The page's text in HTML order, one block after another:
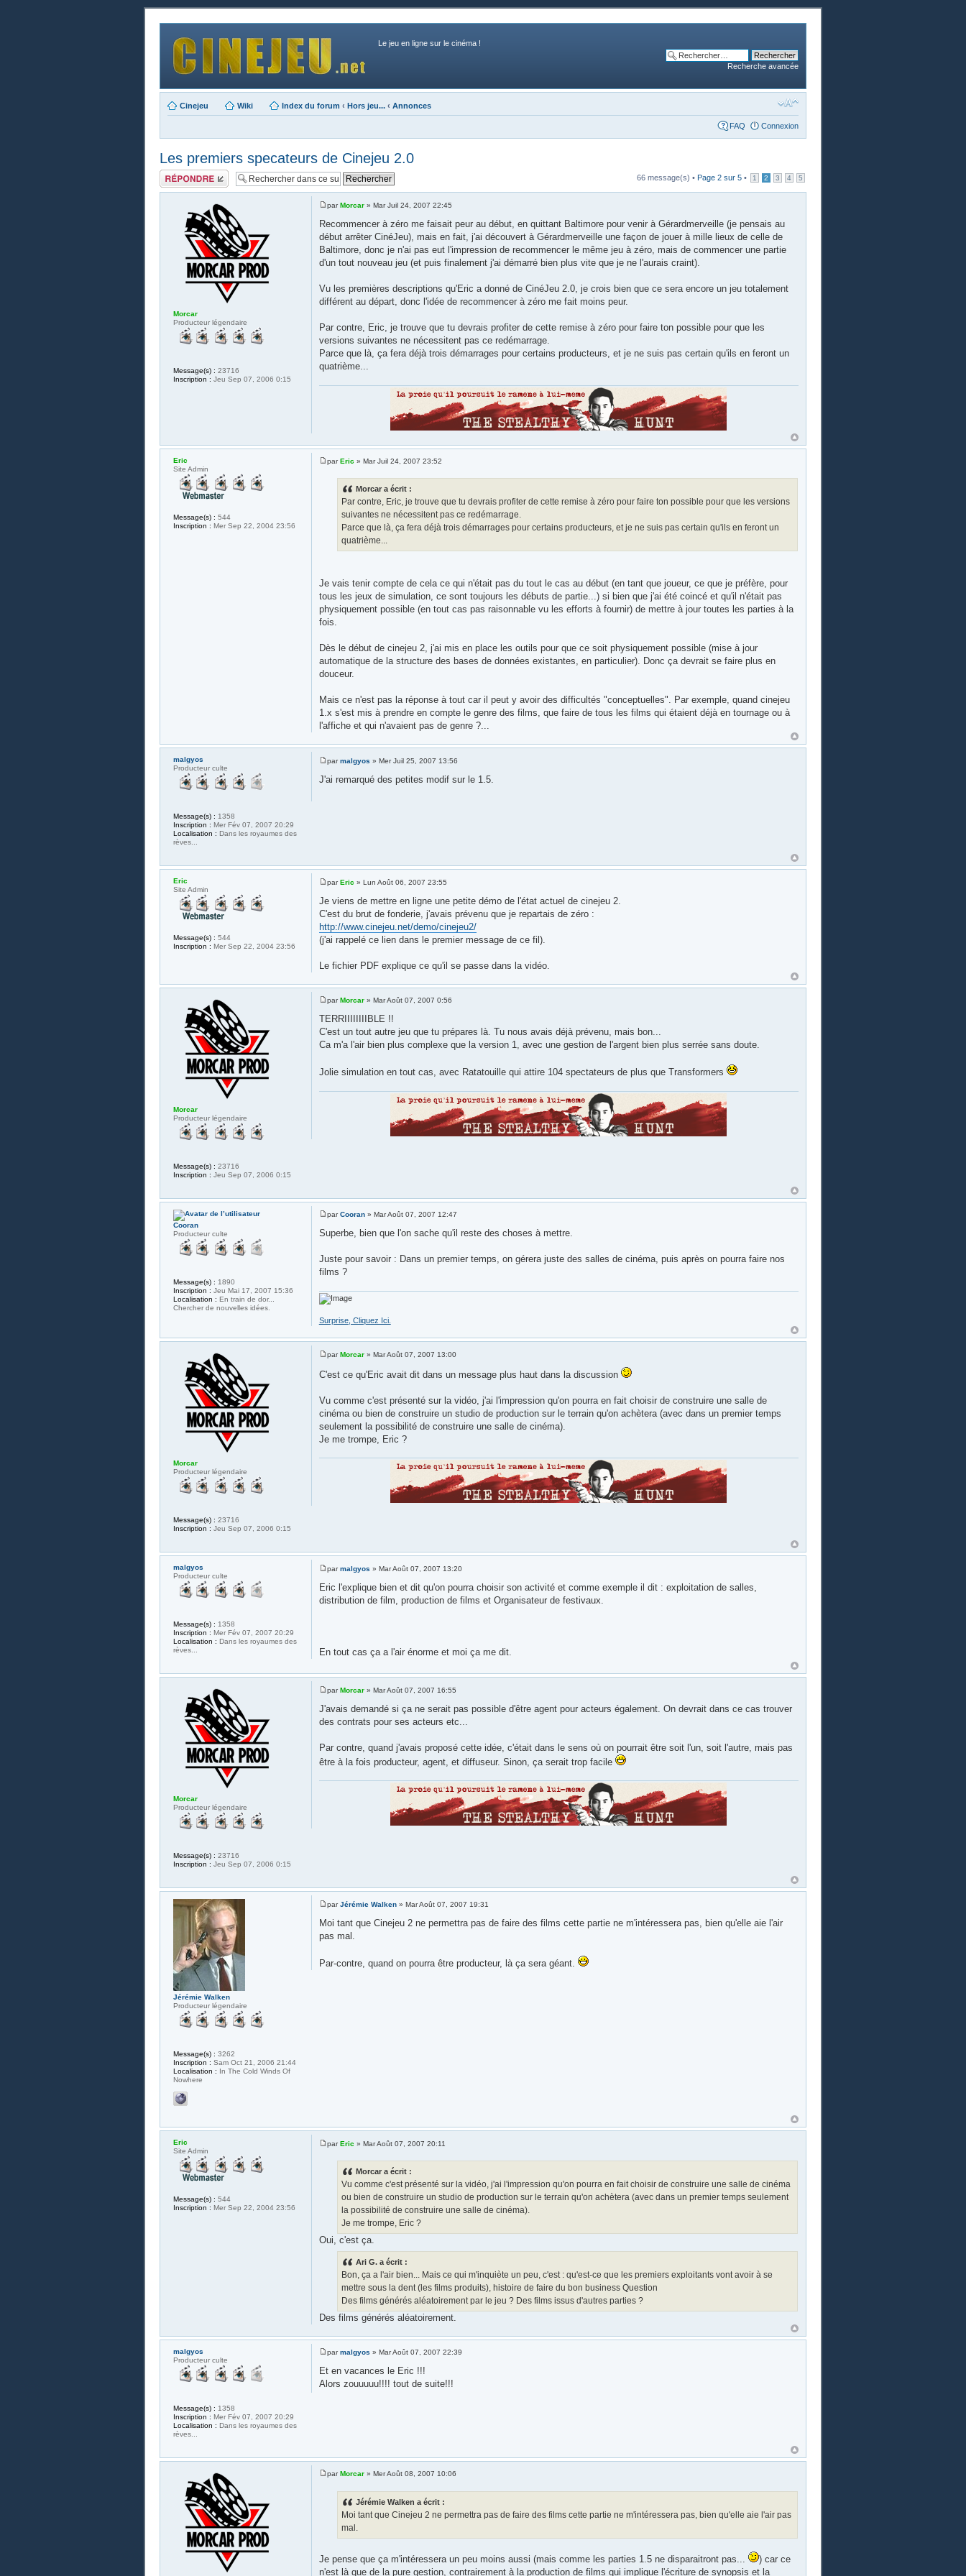
Le jeu en ligne sur le cinéma !
Recherche avancée
Cinejeu Wiki Index du forum ‹ Hors jeu... ‹ Annonces
FAQ Connexion
Les premiers specateurs de Cinejeu 2.0
Publier une
réponse
66 message(s) • Page 2 sur 5 • 1 2 3 4 5
parMorcar» Mar Juil 24, 2007 22:45
Recommencer à zéro me faisait peur au début, en quittant Baltimore pour venir à Gérardmerveille (je pensais au
début arrêter CinéJeu), mais en fait, j'ai découvert à Gérardmerveille une façon de jouer à mille lieux de celle de
Baltimore, donc je n'ai pas eut l'impression de recommencer le même jeu à zéro, mais de commencer une partie
d'un tout nouveau jeu (et puis finalement j'ai démarré bien plus vite que je ne l'aurais craint).
Vu les premières descriptions qu'Eric a donné de CinéJeu 2.0, je crois bien que ce sera encore un jeu totalement
différent au départ, donc l'idée de recommencer à zéro me fait moins peur.
Par contre, Eric, je trouve que tu devrais profiter de cette remise à zéro pour faire ton possible pour que les
versions suivantes ne nécessitent pas ce redémarrage.
Parce que là, ça fera déjà trois démarrages pour certains producteurs, et je ne suis pas certain qu'ils en feront un
quatrième...
Morcar
Producteur légendaire
Message(s) : 23716
Inscription : Jeu Sep 07, 2006 0:15
parEric » Mar Juil 24, 2007 23:52
Morcar a écrit :
Par contre, Eric, je trouve que tu devrais profiter de cette remise à zéro pour faire ton possible pour que les versions
suivantes ne nécessitent pas ce redémarrage.
Parce que là, ça fera déjà trois démarrages pour certains producteurs, et je ne suis pas certain qu'ils en feront un
quatrième...
Je vais tenir compte de cela ce qui n'était pas du tout le cas au début (en tant que joueur, ce que je préfère, pour
tous les jeux de simulation, ce sont toujours les débuts de partie...) si bien que j'ai été coincé et qu'il n'était pas
physiquement possible (en tout cas pas raisonnable vu les efforts à fournir) de mettre à jour toutes les parties à la
fois.
Dès le début de cinejeu 2, j'ai mis en place les outils pour que ce soit physiquement possible (mise à jour
automatique de la structure des bases de données existantes, en particulier). Donc ça devrait se faire plus en
douceur.
Mais ce n'est pas la réponse à tout car il peut y avoir des difficultés "conceptuelles". Par exemple, quand cinejeu
1.x s'est mis à prendre en compte le genre des films, que faire de tous les films qui étaient déjà en tournage ou à
l'affiche et qui n'avaient pas de genre ?...
Eric
Site Admin
Message(s) : 544
Inscription : Mer Sep 22, 2004 23:56
parmalgyos » Mer Juil 25, 2007 13:56
J'ai remarqué des petites modif sur le 1.5.
malgyos
Producteur culte
Message(s) : 1358
Inscription : Mer Fév 07, 2007 20:29
Localisation : Dans les royaumes des
rèves...
parEric » Lun Août 06, 2007 23:55
Je viens de mettre en ligne une petite démo de l'état actuel de cinejeu 2.
C'est du brut de fonderie, j'avais prévenu que je repartais de zéro :
http://www.cinejeu.net/demo/cinejeu2/
(j'ai rappelé ce lien dans le premier message de ce fil).
Le fichier PDF explique ce qu'il se passe dans la vidéo.
Eric
Site Admin
Message(s) : 544
Inscription : Mer Sep 22, 2004 23:56
par Morcar» Mar Août 07, 2007 0:56
TERRIIIIIIIIBLE !!
C'est un tout autre jeu que tu prépares là. Tu nous avais déjà prévenu, mais bon...
Ca m'a l'air bien plus complexe que la version 1, avec une gestion de l'argent bien plus serrée sans doute.
Jolie simulation en tout cas, avec Ratatouille qui attire 104 spectateurs de plus que Transformers
Morcar
Producteur légendaire
Message(s) : 23716
Inscription : Jeu Sep 07, 2006 0:15
parCooran» Mar Août 07, 2007 12:47
Superbe, bien que l'on sache qu'il reste des choses à mettre.
Juste pour savoir : Dans un premier temps, on gérera juste des salles de cinéma, puis après on pourra faire nos
films ?
Surprise, Cliquez Ici.
Cooran
Producteur culte
Message(s) : 1890
Inscription : Jeu Mai 17, 2007 15:36
Localisation : En train de dor...
Chercher de nouvelles idées.
parMorcar» Mar Août 07, 2007 13:00
C'est ce qu'Eric avait dit dans un message plus haut dans la discussion
Vu comme c'est présenté sur la vidéo, j'ai l'impression qu'on pourra en fait choisir de construire une salle de
cinéma ou bien de construire un studio de production sur le terrain qu'on achètera (avec dans un premier temps
seulement la possibilité de construire une salle de cinéma).
Je me trompe, Eric ?
Morcar
Producteur légendaire
Message(s) : 23716
Inscription : Jeu Sep 07, 2006 0:15
parmalgyos » Mar Août 07, 2007 13:20
Eric l'explique bien et dit qu'on pourra choisir son activité et comme exemple il dit : exploitation de salles,
distribution de film, production de films et Organisateur de festivaux.
En tout cas ça a l'air énorme et moi ça me dit.
malgyos
Producteur culte
Message(s) : 1358
Inscription : Mer Fév 07, 2007 20:29
Localisation : Dans les royaumes des
rèves...
parMorcar» Mar Août 07, 2007 16:55
J'avais demandé si ça ne serait pas possible d'être agent pour acteurs également. On devrait dans ce cas trouver
des contrats pour ses acteurs etc...
Par contre, quand j'avais proposé cette idée, c'était dans le sens où on pourrait être soit l'un, soit l'autre, mais pas
être à la fois producteur, agent, et diffuseur. Sinon, ça serait trop facile
Morcar
Producteur légendaire
Message(s) : 23716
Inscription : Jeu Sep 07, 2006 0:15
parJérémie Walken» Mar Août 07, 2007 19:31
Moi tant que Cinejeu 2 ne permettra pas de faire des films cette partie ne m'intéressera pas, bien qu'elle aie l'air
pas mal.
Par-contre, quand on pourra être producteur, là ça sera géant.
Jérémie Walken
Producteur légendaire
Message(s) : 3262
Inscription : Sam Oct 21, 2006 21:44
Localisation : In The Cold Winds Of
Nowhere
parEric » Mar Août 07, 2007 20:11
Morcar a écrit :
Vu comme c'est présenté sur la vidéo, j'ai l'impression qu'on pourra en fait choisir de construire une salle de cinéma
ou bien de construire un studio de production sur le terrain qu'on achètera (avec dans un premier temps seulement
la possibilité de construire une salle de cinéma).
Je me trompe, Eric ?
Oui, c'est ça.
Ari G. a écrit :
Bon, ça a l'air bien... Mais ce qui m'inquiète un peu, c'est : qu'est-ce que les premiers exploitants vont avoir à se
mettre sous la dent (les films produits), histoire de faire du bon business Question
Des films générés aléatoirement par le jeu ? Des films issus d'autres parties ?
Des films générés aléatoirement.
Eric
Site Admin
Message(s) : 544
Inscription : Mer Sep 22, 2004 23:56
parmalgyos » Mar Août 07, 2007 22:39
Et en vacances le Eric !!!
Alors zouuuuu!!!! tout de suite!!!
malgyos
Producteur culte
Message(s) : 1358
Inscription : Mer Fév 07, 2007 20:29
Localisation : Dans les royaumes des
rèves...
par Morcar» Mer Août 08, 2007 10:06
Jérémie Walken a écrit :
Moi tant que Cinejeu 2 ne permettra pas de faire des films cette partie ne m'intéressera pas, bien qu'elle aie l'air pas
mal.
Je pense que ça m'intéressera un peu moins aussi (mais comme les parties 1.5 ne disparaitront pas...
) car ce
n'est là que de la pure gestion, contrairement à la production de films qui implique l'écriture de synopsis et la